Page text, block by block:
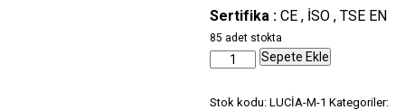
Sertifika : CE , İSO , TSE EN
85 adet stokta
Ofis
Kabini
Sepete Ekle
Stok kodu:LUCİA-M-1 Kategoriler: